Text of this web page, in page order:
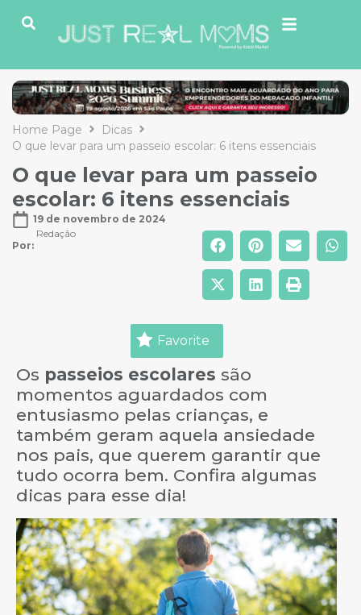
Home Page
Dicas
O que levar para um passeio escolar: 6 itens essenciais
O que levar para um passeio
escolar: 6 itens essenciais
19 de novembro de 2024
Por:
Redação
Favorite
Os passeios escolares são
momentos aguardados com
entusiasmo pelas crianças, e
também geram aquela ansiedade
nos pais, que querem garantir que
tudo ocorra bem. Confira algumas
dicas para esse dia!